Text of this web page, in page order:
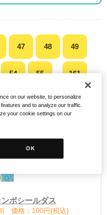
47 48 49
54 55 ... 161
果
ボシールダス
価格：100円(税込)
on our website, to personalize
and to analyze our traffic.
your cookie settings on our
OK